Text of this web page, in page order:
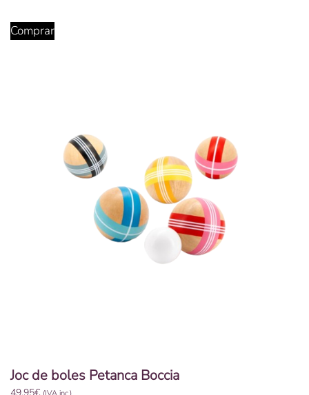
Comprar
Joc de boles Petanca Boccia